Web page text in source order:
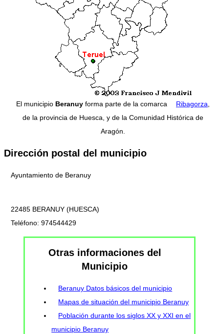
El municipio Beranuy forma parte de la comarca Ribagorza,
de la provincia de Huesca, y de la Comunidad Histórica de
Aragón.
Dirección postal del municipio
Ayuntamiento de Beranuy
22485 BERANUY (HUESCA)
Teléfono: 974544429
Otras informaciones del
Municipio
Beranuy Datos básicos del municipio
Mapas de situación del municipio Beranuy
Población durante los siglos XX y XXI en el
municipio Beranuy